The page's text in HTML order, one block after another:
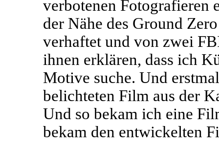
verbotenen Fotografieren
der Nähe des Ground
verhaftet und von zwei
ihnen erklären, dass ich
Motive suche. Und
belichteten Film aus der
Und so bekam ich eine
bekam den entwickelten